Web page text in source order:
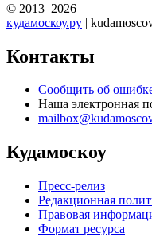
© 2013–2026
кудамоскоу.ру |
Контакты
Сообщить об
Наша электронная
Кудамоскоу
Пресс-релиз
Редакционная
Правовая
Формат ресурса